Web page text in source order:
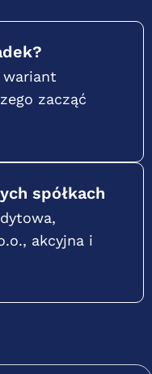
wariant
zacząć
spółkach
akcyjna i